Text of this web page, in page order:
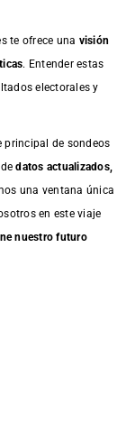
te ofrece una visión
. Entender estas
electorales y
principal de sondeos
dedatos actualizados,
una ventana única
en este viaje
nuestro futuro